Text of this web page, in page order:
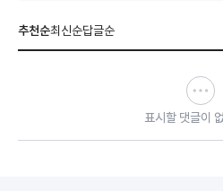
추천순최신순답글순
표시할 댓글이